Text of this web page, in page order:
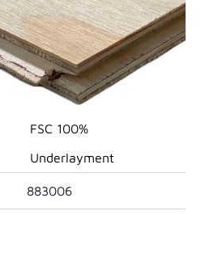
18mm
600mm
2440mm
Vuren
FSC 100%
Underlayment
883006